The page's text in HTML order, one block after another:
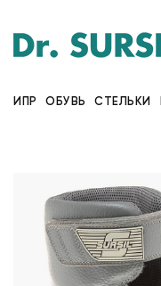
ИПР ОБУВЬ СТЕЛЬКИ